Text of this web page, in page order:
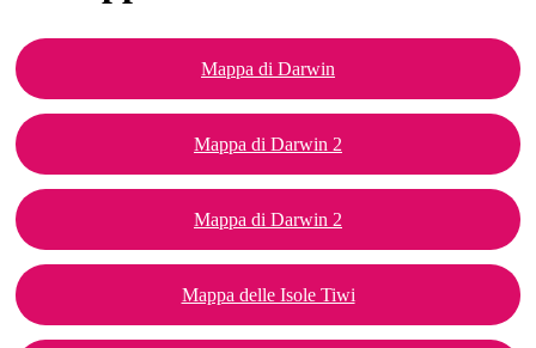
Mappa di Darwin
Mappa di Darwin 2
Mappa di Darwin 2
Mappa delle Isole Tiwi